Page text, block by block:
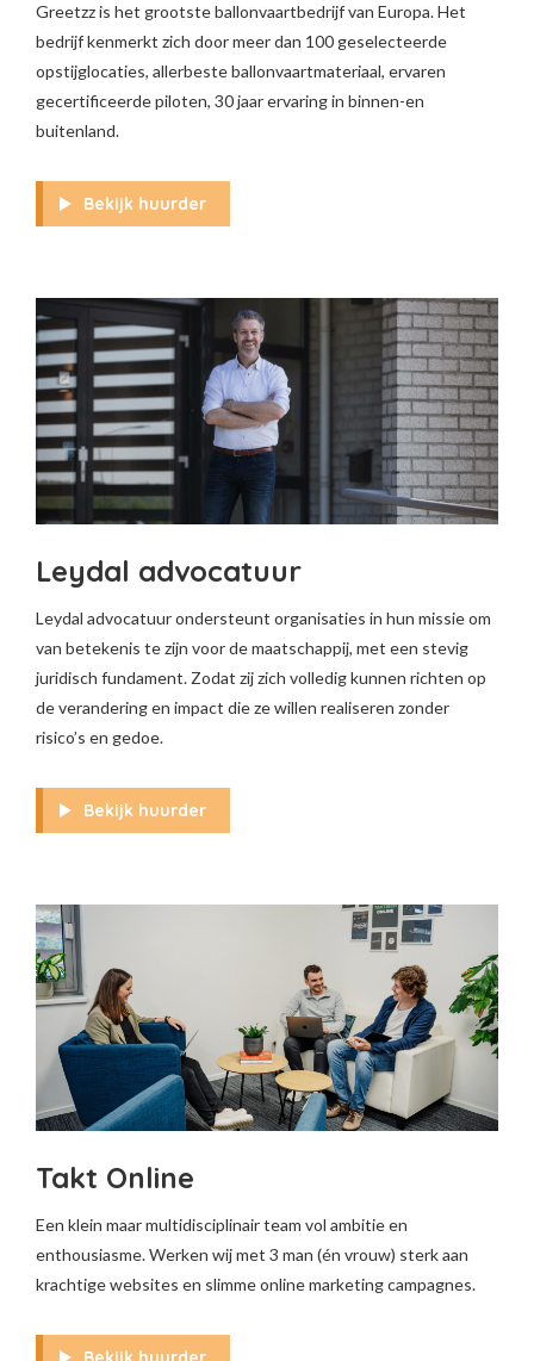
Greetzz is het grootste ballonvaartbedrijf van Europa. Het
bedrijf kenmerkt zich door meer dan 100 geselecteerde
opstijglocaties, allerbeste ballonvaartmateriaal, ervaren
gecertificeerde piloten, 30 jaar ervaring in binnen-en
buitenland.
Bekijk huurder
Leydal advocatuur
Leydal advocatuur ondersteunt organisaties in hun missie om
van betekenis te zijn voor de maatschappij, met een stevig
juridisch fundament. Zodat zij zich volledig kunnen richten op
de verandering en impact die ze willen realiseren zonder
risico’s en gedoe.
Bekijk huurder
Takt Online
Een klein maar multidisciplinair team vol ambitie en
enthousiasme. Werken wij met 3 man (én vrouw) sterk aan
krachtige websites en slimme online marketing campagnes.